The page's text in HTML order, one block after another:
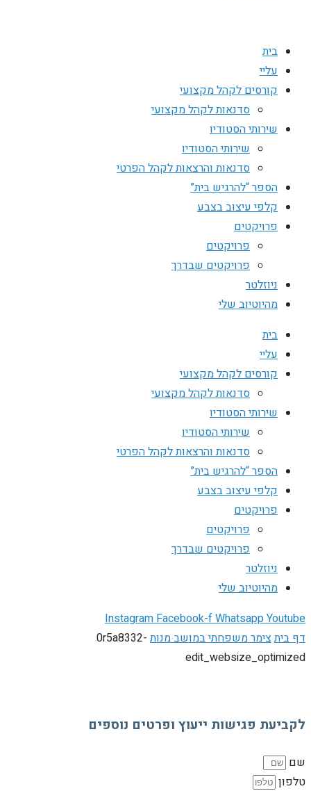
בית
עליי
קורסים לקהל מקצועי
סדנאות לקהל מקצועי
שירותי הסטודיו
שירותי הסטודיו
סדנאות והרצאות לקהל הפרטי
הספר “להרגיש בית”
קלפי עיצוב בצבע
פרויקטים
פרויקטים
פרויקטים שבדרך
ניוזלטר
מהיוטיוב שלי
בית
עליי
קורסים לקהל מקצועי
סדנאות לקהל מקצועי
שירותי הסטודיו
שירותי הסטודיו
סדנאות והרצאות לקהל הפרטי
הספר “להרגיש בית”
קלפי עיצוב בצבע
פרויקטים
פרויקטים
פרויקטים שבדרך
ניוזלטר
מהיוטיוב שלי
InstagramFacebook-fWhatsappYoutube
דף ביתצימר משפחתי במושב מנות 0r5a8332-
edit_websize_optimized
לקביעת פגישות ייעוץ ופרטים נוספים
שם
טלפון